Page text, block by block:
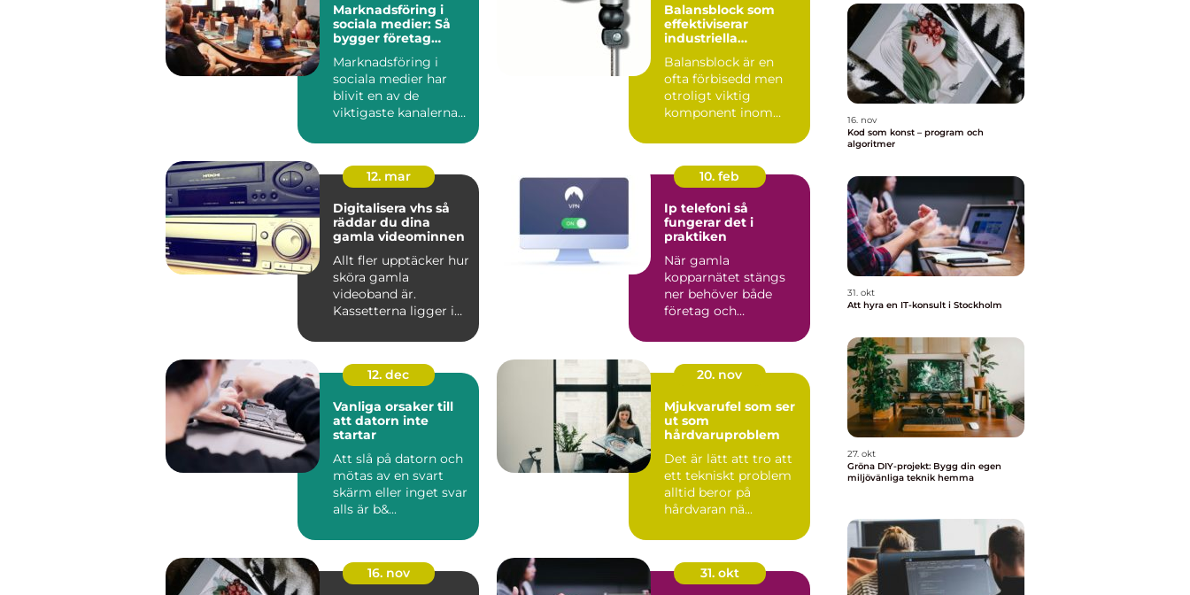
Marknadsföring i
sociala medier: Så
bygger företag
Marknadsföring i
sociala medier har
blivit en av de
viktigaste kanalerna
Balansblock som
effektiviserar
industriella
Balansblock är en
ofta förbisedd men
otroligt viktig
komponent inom
12. mar
Digitalisera vhs så
räddar du dina
gamla videominnen
Allt fler upptäcker hur
sköra gamla
videoband är.
Kassetterna ligger i
samtidig...
10. feb
Ip telefoni så
fungerar det i
praktiken
När gamla
kopparnätet stängs
ner behöver både
företag och
över sin telefoni.
Många...
12. dec
Vanliga orsaker till
att datorn inte
startar
Att slå på datorn och
mötas av en svart
skärm eller inget svar
alls är b&...
20. nov
Mjukvarufel som ser
ut som
hårdvaruproblem
Det är lätt att tro att
ett tekniskt problem
alltid beror på
hårdvaran nä...
16. nov
31. okt
16. nov
Kod som konst – program och
algoritmer
31. okt
Att hyra en IT-konsult i Stockholm
27. okt
Gröna DIY-projekt: Bygg din egen
miljövänliga teknik hemma